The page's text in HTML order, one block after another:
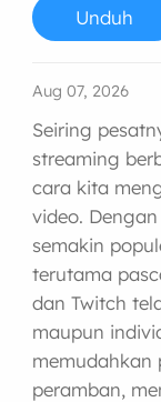
Unduh
Aug 07, 2026
Seiring
streaming
cara kita
video.
semakin
terutama
dan Twitch
maupun
memudahkan
peramban,